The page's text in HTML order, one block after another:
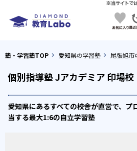
塾・学習塾TOP 愛知県の学習塾 尾張旭市
個別指導塾 Jアカデミア 印場校
愛知県にあるすべての校舎が直営で、プ
当する最大1:6の自立学習塾